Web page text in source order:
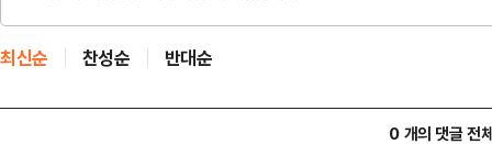
최신순 찬성순 반대순
0 개의 댓글 전